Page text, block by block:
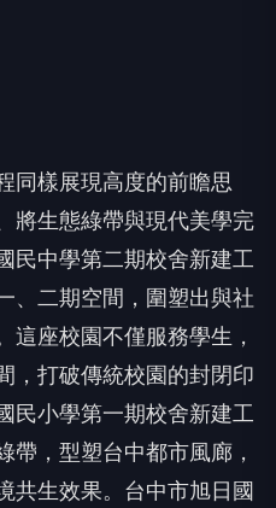
同樣展現高度的前瞻思
將生態綠帶與現代美學完
民中學第二期校舍新建工
、二期空間，圍塑出與社
這座校園不僅服務學生，
，打破傳統校園的封閉印
民小學第一期校舍新建工
帶，型塑台中都市風廊，
共生效果。台中市旭日國